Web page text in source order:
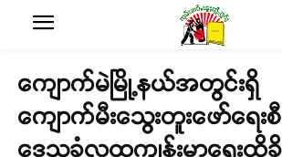
ကျောက်မဲမြို့နယ်အတွင်းရှိ
ကျောက်မီးသွေးတူးဖော်ရေး
ဒေသခံလူထုကျန်းမာရေးထိ